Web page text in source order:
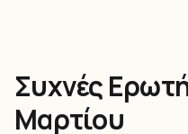
Συχνές
Μαρτίου